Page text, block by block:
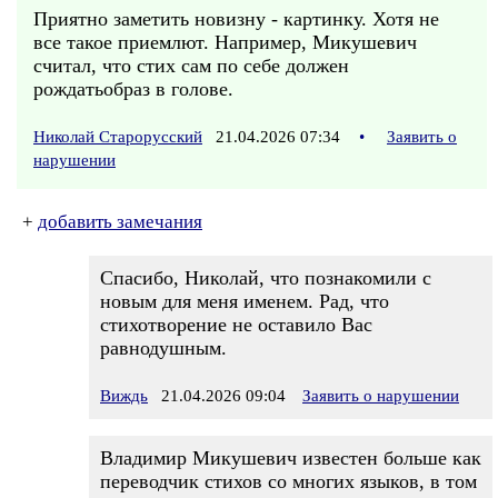
Приятно заметить новизну - картинку. Хотя не
все такое приемлют. Например, Микушевич
считал, что стих сам по себе должен
рождатьобраз в голове.
Николай Старорусский 21.04.2026 07:34 •
Заявить о
нарушении
+ добавить замечания
Спасибо, Николай, что познакомили с
новым для меня именем. Рад, что
стихотворение не оставило Вас
равнодушным.
Виждь 21.04.2026 09:04 Заявить о нарушении
Владимир Микушевич известен больше как
переводчик стихов со многих языков, в том